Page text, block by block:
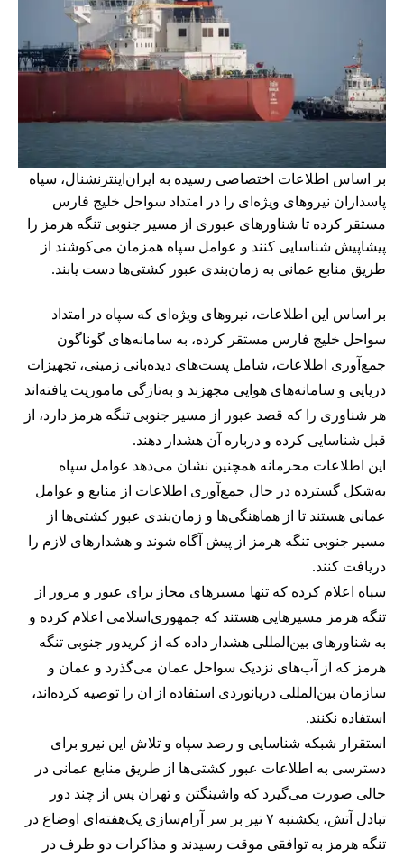
بر اساس اطلاعات اختصاصی رسیده به ایران‌اینترنشنال، سپاه
پاسداران نیروهای ویژه‌ای را در امتداد سواحل خلیج فارس
مستقر کرده تا شناورهای عبوری از مسیر جنوبی تنگه هرمز را
پیشاپیش شناسایی کنند و عوامل سپاه همزمان می‌کوشند از
طریق منابع عمانی به زمان‌بندی عبور کشتی‌ها دست یابند.
بر اساس این اطلاعات، نیروهای ویژه‌ای که سپاه در امتداد
سواحل خلیج فارس مستقر کرده، به سامانه‌های گوناگون
جمع‌آوری اطلاعات، شامل پست‌های دیده‌بانی زمینی، تجهیزات
دریایی و سامانه‌های هوایی مجهزند و به‌تازگی ماموریت یافته‌اند
هر شناوری را که قصد عبور از مسیر جنوبی تنگه هرمز دارد، از
قبل شناسایی کرده و درباره آن هشدار دهند.
این اطلاعات محرمانه همچنین نشان می‌دهد عوامل سپاه
به‌شکل گسترده در حال جمع‌آوری اطلاعات از منابع و عوامل
عمانی هستند تا از هماهنگی‌ها و زمان‌بندی عبور کشتی‌ها از
مسیر جنوبی تنگه هرمز از پیش آگاه شوند و هشدارهای لازم را
دریافت کنند.
سپاه اعلام کرده که تنها مسیرهای مجاز برای عبور و مرور از
تنگه هرمز مسیرهایی هستند که جمهوری‌اسلامی اعلام کرده و
به شناورهای بین‌المللی هشدار داده که از کریدور جنوبی تنگه
هرمز که از آب‌های نزدیک سواحل عمان می‌گذرد و عمان و
سازمان بین‌المللی دریانوردی استفاده از ان را توصیه کرده‌اند،
استفاده نکنند.
استقرار شبکه شناسایی و رصد سپاه و تلاش این نیرو برای
دسترسی به اطلاعات عبور کشتی‌ها از طریق منابع عمانی در
حالی صورت می‌گیرد که واشینگتن و تهران پس از چند دور
تبادل آتش، یکشنبه ۷ تیر بر سر آرام‌سازی یک‌هفته‌ای اوضاع در
تنگه هرمز به توافقی موقت رسیدند و مذاکرات دو طرف در